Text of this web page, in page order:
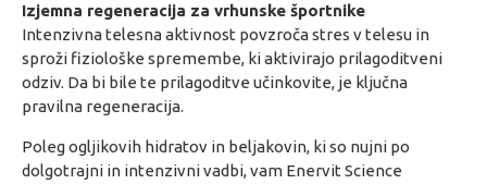
Izjemna regeneracija za vrhunske športnike
Intenzivna telesna aktivnost povzroča stres v telesu in
sproži fiziološke spremembe, ki aktivirajo prilagoditveni
odziv. Da bi bile te prilagoditve učinkovite, je ključna
pravilna regeneracija.
Poleg ogljikovih hidratov in beljakovin, ki so nujni po
dolgotrajni in intenzivni vadbi, vam Enervit Science